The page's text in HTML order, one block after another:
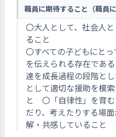
職員に期待すること（職員
〇大人として、社会人
ること
〇すべての子どもにと
を伝えられる存在であ
達を成長過程の段階と
として適切な援助を模
と 〇「自律性」を育
だり、考えたりする場
解・共感していること